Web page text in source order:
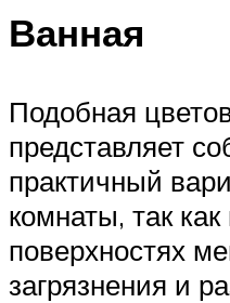
Ванная
Подобная
представляет
практичный
комнаты, так
поверхностях
загрязнения и